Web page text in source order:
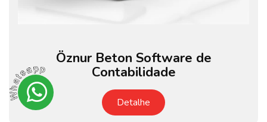
Öznur Beton Software de
Contabilidade
Detalhe